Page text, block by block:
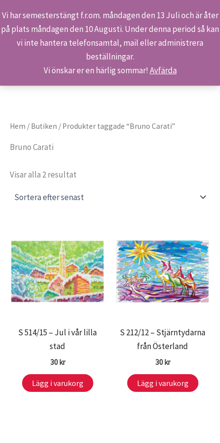
Vi har semesterstängt f.r.om. måndagen den 13 Juli och är åter
på plats måndagen den 10 Augusti. Under denna period så kan
vi inte hantera telefonsamtal, mail eller administrera
beställningar.
Vi önskar er en härlig sommar! Avfärda
Hoppa
Sök
Hem Produkter Bruno Carati
Hem / Butiken / Produkter taggade “Bruno Carati”
Bruno Carati
Visar alla 2 resultat
S 514/15 – Jul i vår lilla
stad
30kr
Lägg i varukorg
S 212/12 – Stjärntydarna
från Österland
30kr
Lägg i varukorg